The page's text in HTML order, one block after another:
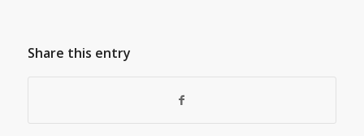
Share this entry